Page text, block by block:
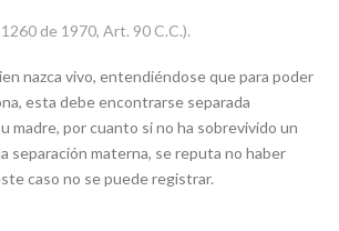
de 1970, Art. 90 C.C.).
nazca vivo, entendiéndose que para poder
esta debe encontrarse separada
madre, por cuanto si no ha sobrevivido un
separación materna, se reputa no haber
caso no se puede registrar.